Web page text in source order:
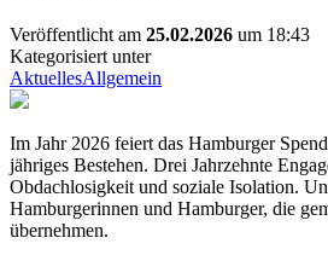
Veröffentlicht am 25.02.2026 um 18:43
Kategorisiert unter
AktuellesAllgemein
Im Jahr 2026 feiert das Hamburger
jähriges Bestehen. Drei Jahrzehnte
Obdachlosigkeit und soziale Isolation.
Hamburgerinnen und Hamburger, die
übernehmen.